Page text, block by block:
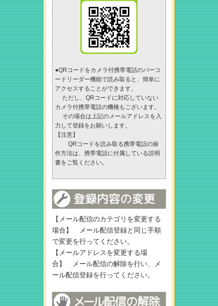
●QRコードをカメラ付携帯電話のバーコ
ードリーダー機能で読み取ると、簡単に
アクセスすることができます。
ただし、QRコードに対応していない
カメラ付携帯電話の機種もございます。
その場合は上記のメールアドレスを入
力して登録をお願いします。
【注意】
QRコードを読み取る携帯電話の操
作方法は、携帯電話に付属している説明
書をご覧ください。
【メール配信のカテゴリを変更する
場合】 メール配信登録と同じ手順
で変更を行ってください。
【メールアドレスを変更する場
合】 メール配信の解除を行い、メ
ール配信登録を行ってください。